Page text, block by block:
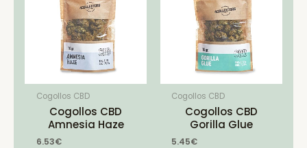
Cogollos CBD
Cogollos CBD
Amnesia Haze
6.53€
Cogollos CBD
Cogollos CBD
Gorilla Glue
5.45€